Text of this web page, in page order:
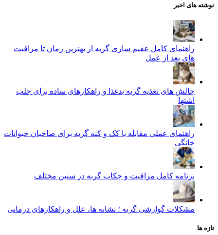
نوشته های اخیر
راهنمای کامل عقیم سازی گربه از بهترین زمان تا مراقبت‌
های بعد از عمل
چالش‌ های تغذیه گربه بدغذا و راهکارهای ساده برای جلب
اشتها
راهنمای عملی مقابله با کک و کنه گربه برای صاحبان حیوانات
خانگی
برنامه کامل مراقبت و چکاپ گربه در سنین مختلف
مشکلات گوارشی گربه ؛ نشانه‌ ها، علل و راهکارهای درمانی
تازه ها